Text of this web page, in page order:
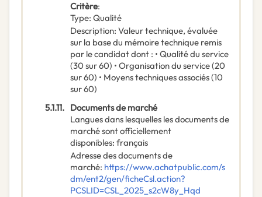
Critère:
Type: Qualité
Description: Valeur technique, évaluée
sur la base du mémoire technique remis
par le candidat dont : • Qualité du service
(30 sur 60) • Organisation du service (20
sur 60) • Moyens techniques associés (10
sur 60)
5.1.11. Documents de marché
Langues dans lesquelles les documents de
marché sont officiellement
disponibles: français
Adresse des documents de
marché: https://www.achatpublic.com/s
dm/ent2/gen/ficheCsl.action?
PCSLID=CSL_2025_s2cW8y_Hqd